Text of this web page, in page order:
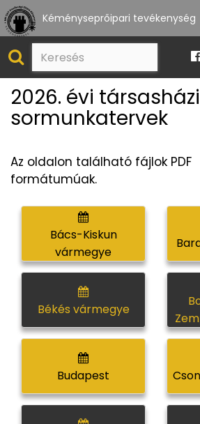
Kéményseprőipari tevékenység
2026. évi társasházi
sormunkatervek
Az oldalon található fájlok PDF
formátumúak.
Bács-Kiskun
vármegye
Békés vármegye
Budapest